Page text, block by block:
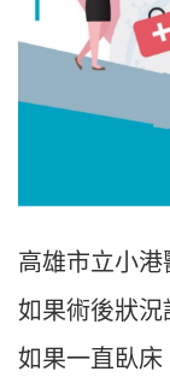
高雄市立小港
如果術後狀況
如果一直臥